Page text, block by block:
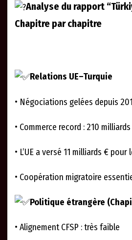
Analyse du rapport
Chapitre par chapitre
Relations UE–Turquie
• Négociations gelées depuis
• Commerce record : 210
• L’UE a versé 11 milliards €
• Coopération migratoire
Politique étrangère
• Alignement CFSP : très faible